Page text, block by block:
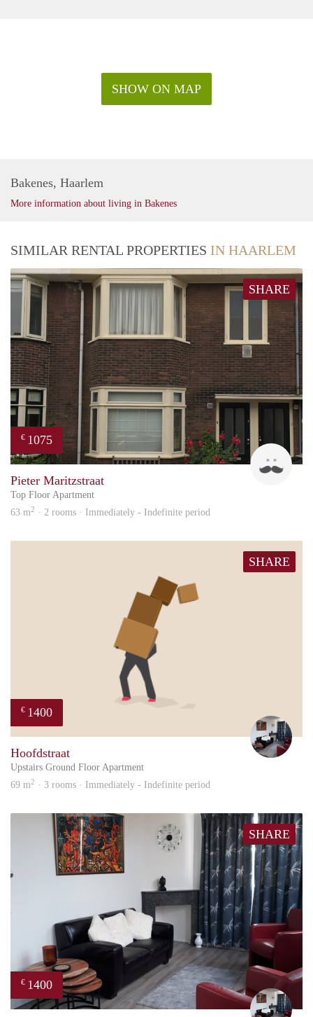
- Minimale huurperiode van 12 maanden;
- De woning wordt volledig gemeubileerd aangeboden;
- Parkeren in de straat via vergunnen (geen wachtlijst);
SHOW ON MAP
Bakenes, Haarlem
More information about living in Bakenes
SIMILAR RENTAL PROPERTIES IN HAARLEM
SHARE
€ 1075
Pieter Maritzstraat
Top Floor Apartment
63 m2 · 2 rooms · Immediately - Indefinite period
SHARE
€ 1400
Hoofdstraat
Upstairs Ground Floor Apartment
69 m2 · 3 rooms · Immediately - Indefinite period
SHARE
€ 1400